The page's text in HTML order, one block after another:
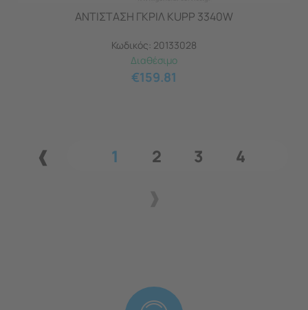
ΑΝΤΙΣΤΑΣΗ ΓΚΡΙΛ KUPP 3340W
Κωδικός: 20133028
Διαθέσιμο
€159.81
1 2 3 4